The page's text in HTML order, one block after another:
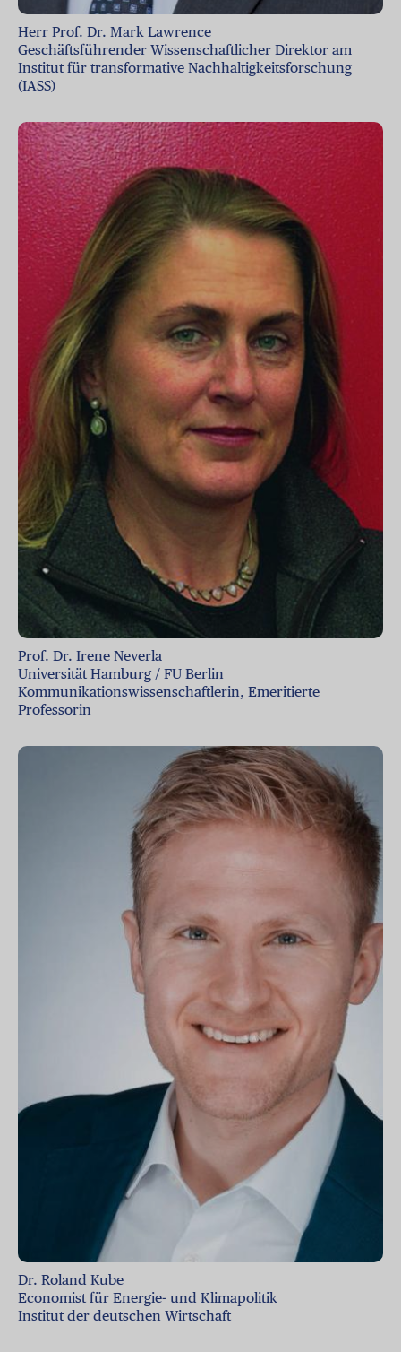
Herr Prof. Dr. Mark Lawrence
Geschäftsführender Wissenschaftlicher Direktor am
Institut für transformative Nachhaltigkeitsforschung
(IASS)
Prof. Dr. Irene Neverla
Universität Hamburg / FU Berlin
Kommunikationswissenschaftlerin, Emeritierte
Professorin
Dr. Roland Kube
Economist für Energie- und Klimapolitik
Institut der deutschen Wirtschaft